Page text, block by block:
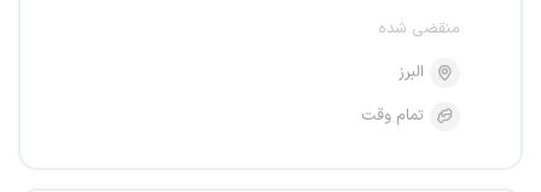
منقضی شده
البرز
تمام وقت